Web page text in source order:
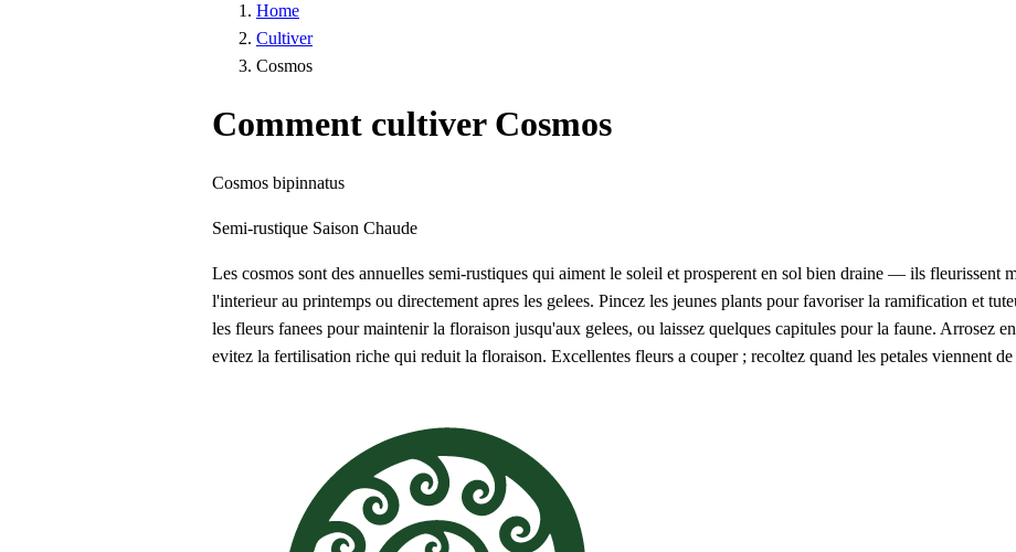
Home
Cultiver
Cosmos
Comment cultiver Cosmos
Cosmos bipinnatus
Semi-rustique Saison Chaude
Les cosmos sont des annuelles semi-rustiques qui aiment le soleil et prosperent en sol bien draine — ils fleurissent
l'interieur au printemps ou directement apres les gelees. Pincez les jeunes plants pour favoriser la ramification et
les fleurs fanees pour maintenir la floraison jusqu'aux gelees, ou laissez quelques capitules pour la faune. Arrosez
evitez la fertilisation riche qui reduit la floraison. Excellentes fleurs a couper ; recoltez quand les petales viennent